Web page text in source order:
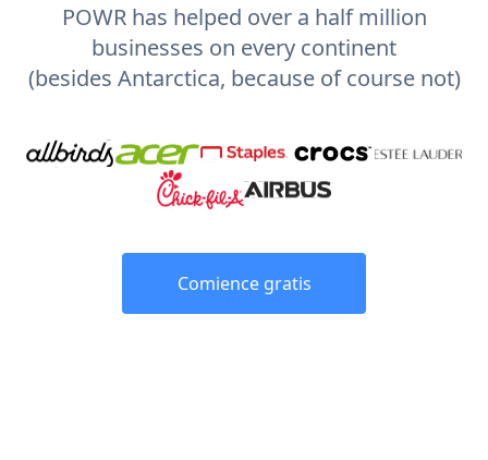
POWR has helped over a half million
businesses on every continent
(besides Antarctica, because of course not)
Comience gratis